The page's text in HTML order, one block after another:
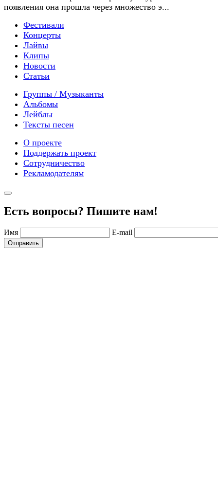
появления она прошла через множество э...
Фестивали
Концерты
Лайвы
Клипы
Новости
Статьи
Группы / Музыканты
Альбомы
Лейблы
Тексты песен
О проекте
Поддержать проект
Сотрудничество
Рекламодателям
Есть вопросы? Пишите нам!
Имя E-mail